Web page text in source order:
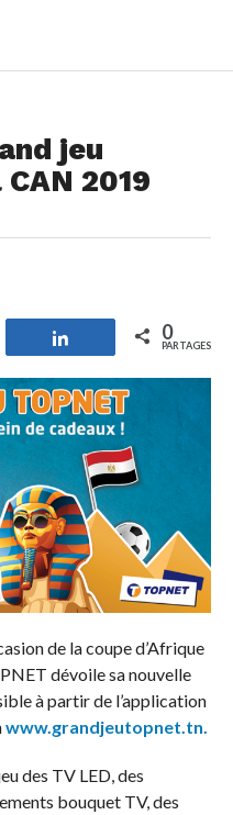
jeu
2019
Partagez 0
PARTAGES
de la coupe d’Afrique
dévoile sa nouvelle
à partir de l’application
www.grandjeutopnet.tn.
des TV LED, des
bouquet TV, des